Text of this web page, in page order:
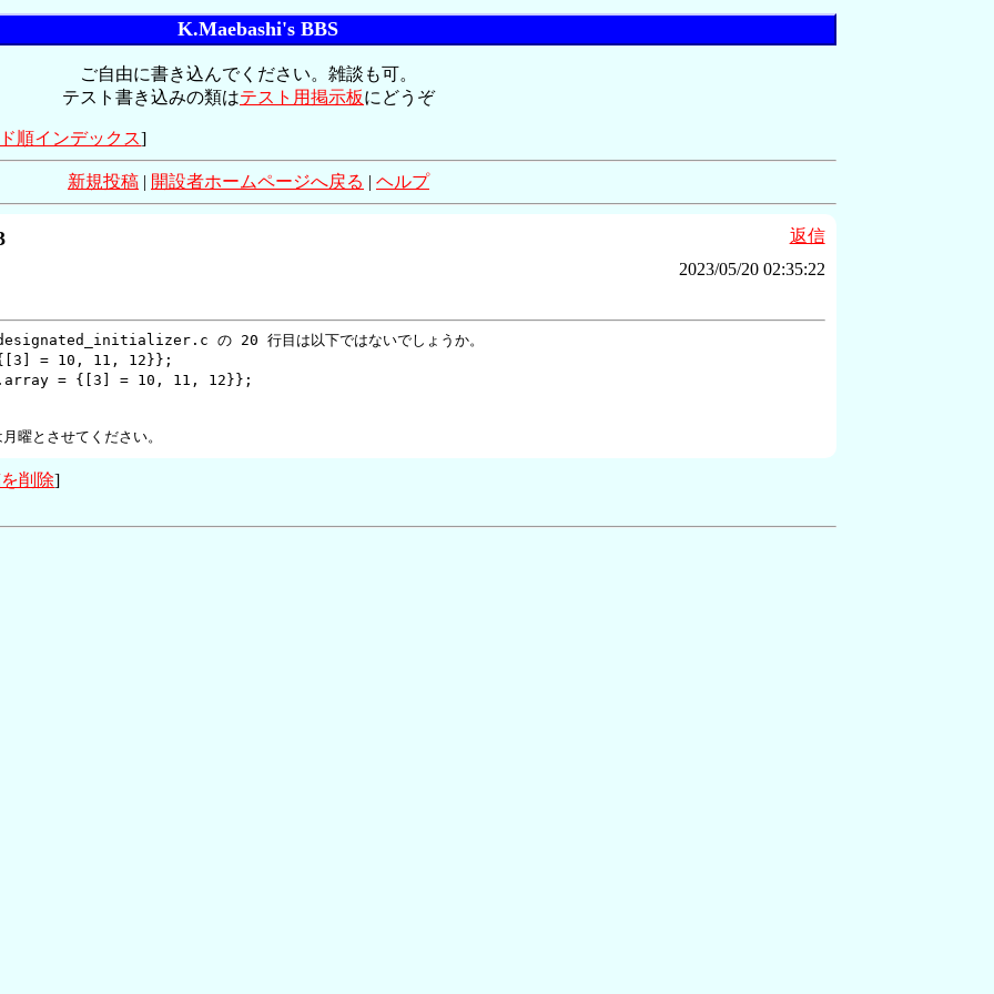
K.Maebashi's BBS
ご自由に書き込んでください。雑談も可。
テスト書き込みの類はテスト用掲示板にどうぞ
順インデックス]
新規投稿 | 開設者ホームページへ戻る | ヘルプ
返信
2023/05/20 02:35:22
の 20 行目は以下ではないでしょうか。
{[3] = 10, 11, 12}};
.array = {[3] = 10, 11, 12}};
曜とさせてください。
削除]